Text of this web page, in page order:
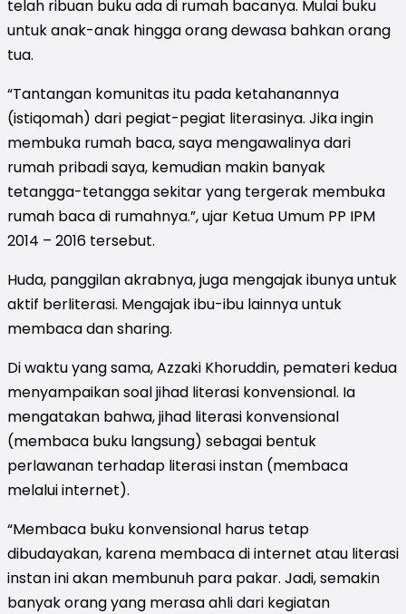
telah ribuan buku ada di rumah bacanya. Mulai buku
untuk anak-anak hingga orang dewasa bahkan orang
tua.
“Tantangan komunitas itu pada ketahanannya
(istiqomah) dari pegiat-pegiat literasinya. Jika ingin
membuka rumah baca, saya mengawalinya dari
rumah pribadi saya, kemudian makin banyak
tetangga-tetangga sekitar yang tergerak membuka
rumah baca di rumahnya.”, ujar Ketua Umum PP IPM
2014 – 2016 tersebut.
Huda, panggilan akrabnya, juga mengajak ibunya untuk
aktif berliterasi. Mengajak ibu-ibu lainnya untuk
membaca dan sharing.
Di waktu yang sama, Azzaki Khoruddin, pemateri kedua
menyampaikan soal jihad literasi konvensional. Ia
mengatakan bahwa, jihad literasi konvensional
(membaca buku langsung) sebagai bentuk
perlawanan terhadap literasi instan (membaca
melalui internet).
“Membaca buku konvensional harus tetap
dibudayakan, karena membaca di internet atau literasi
instan ini akan membunuh para pakar. Jadi, semakin
banyak orang yang merasa ahli dari kegiatan